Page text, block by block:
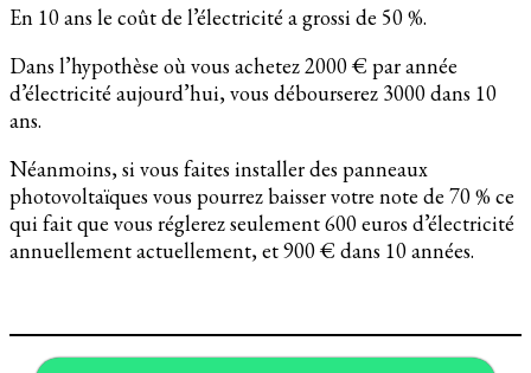
En 10 ans le coût de l’électricité a grossi de 50 %.
Dans l’hypothèse où vous achetez 2000 € par année
d’électricité aujourd’hui, vous débourserez 3000 dans 10
ans.
Néanmoins, si vous faites installer des panneaux
photovoltaïques vous pourrez baisser votre note de 70 % ce
qui fait que vous réglerez seulement 600 euros d’électricité
annuellement actuellement, et 900 € dans 10 années.